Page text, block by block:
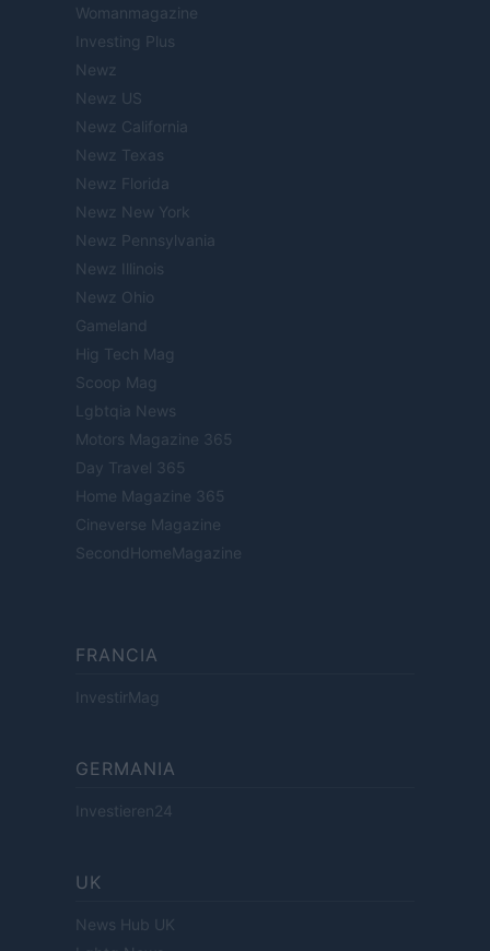
Womanmagazine
Investing Plus
Newz
Newz US
Newz California
Newz Texas
Newz Florida
Newz New York
Newz Pennsylvania
Newz Illinois
Newz Ohio
Gameland
Hig Tech Mag
Scoop Mag
Lgbtqia News
Motors Magazine 365
Day Travel 365
Home Magazine 365
Cineverse Magazine
SecondHomeMagazine
FRANCIA
InvestirMag
GERMANIA
Investieren24
UK
News Hub UK